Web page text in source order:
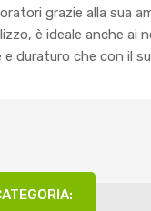
grazie alla sua
è ideale anche ai
duraturo che con il